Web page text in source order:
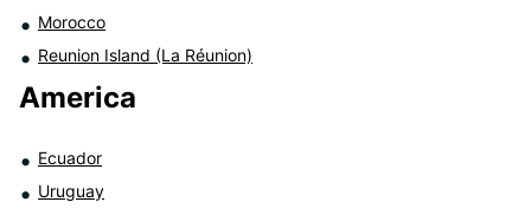
Morocco
Reunion Island (La Réunion)
America
Ecuador
Uruguay